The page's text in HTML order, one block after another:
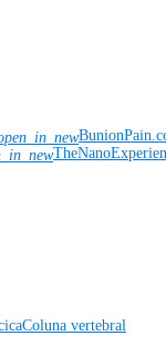
Coluna vertebral